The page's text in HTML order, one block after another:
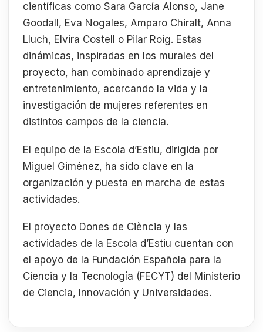
científicas como Sara García Alonso, Jane
Goodall, Eva Nogales, Amparo Chiralt, Anna
Lluch, Elvira Costell o Pilar Roig. Estas
dinámicas, inspiradas en los murales del
proyecto, han combinado aprendizaje y
entretenimiento, acercando la vida y la
investigación de mujeres referentes en
distintos campos de la ciencia.
El equipo de la Escola d’Estiu, dirigida por
Miguel Giménez, ha sido clave en la
organización y puesta en marcha de estas
actividades.
El proyecto Dones de Ciència y las
actividades de la Escola d’Estiu cuentan con
el apoyo de la Fundación Española para la
Ciencia y la Tecnología (FECYT) del Ministerio
de Ciencia, Innovación y Universidades.